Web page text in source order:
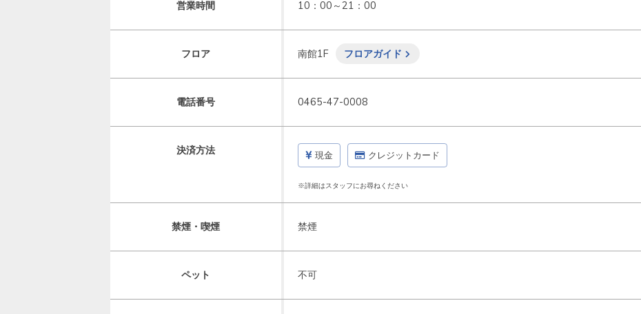
営業時間 10：00～21：00
フロア 南館1F フロアガイド
電話番号 0465-47-0008
決済方法 現金 クレジットカード
※詳細はスタッフにお尋ねください
禁煙・喫煙 禁煙
ペット 不可